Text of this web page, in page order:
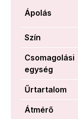
Ápolás
Szín
Csomagolási
egység
Űrtartalom
Átmérő